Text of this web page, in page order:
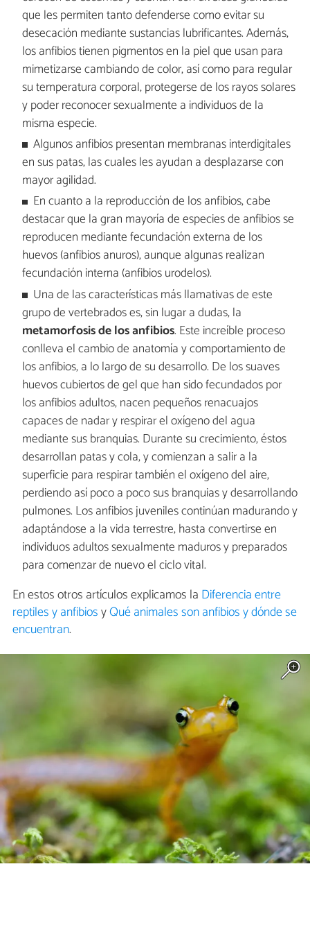
que les permiten tanto defenderse como evitar su
desecación mediante sustancias lubrificantes. Además,
los anfibios tienen pigmentos en la piel que usan para
mimetizarse cambiando de color, así como para regular
su temperatura corporal, protegerse de los rayos solares
y poder reconocer sexualmente a individuos de la
misma especie.
Algunos anfibios presentan membranas interdigitales
en sus patas, las cuales les ayudan a desplazarse con
mayor agilidad.
En cuanto a la reproducción de los anfibios, cabe
destacar que la gran mayoría de especies de anfibios se
reproducen mediante fecundación externa de los
huevos (anfibios anuros), aunque algunas realizan
fecundación interna (anfibios urodelos).
Una de las características más llamativas de este
grupo de vertebrados es, sin lugar a dudas, la
metamorfosis de los anfibios. Este increíble proceso
conlleva el cambio de anatomía y comportamiento de
los anfibios, a lo largo de su desarrollo. De los suaves
huevos cubiertos de gel que han sido fecundados por
los anfibios adultos, nacen pequeños renacuajos
capaces de nadar y respirar el oxígeno del agua
mediante sus branquias. Durante su crecimiento, éstos
desarrollan patas y cola, y comienzan a salir a la
superficie para respirar también el oxígeno del aire,
perdiendo así poco a poco sus branquias y desarrollando
pulmones. Los anfibios juveniles continúan madurando y
adaptándose a la vida terrestre, hasta convertirse en
individuos adultos sexualmente maduros y preparados
para comenzar de nuevo el ciclo vital.
En estos otros artículos explicamos la Diferencia entre
reptiles y anfibiosyQué animales son anfibios y dónde se
encuentran.